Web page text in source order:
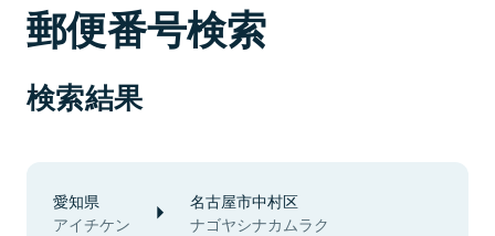
郵便番号検索
検索結果
愛知県
アイチケン
名古屋市中村区
ナゴヤシナカムラク